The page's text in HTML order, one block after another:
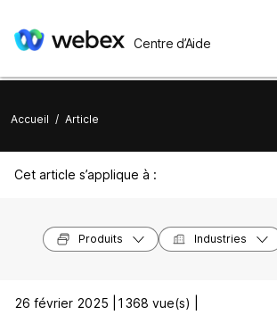
Centre d’Aide
Accueil / Article
Cet article s’applique à :
Produits Industries
26 février 2025 |
1368 vue(s) |